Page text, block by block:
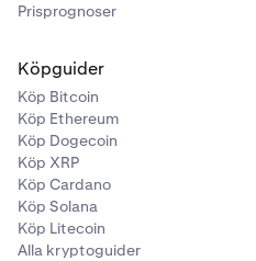
Prisprognoser
Köpguider
Köp Bitcoin
Köp Ethereum
Köp Dogecoin
Köp XRP
Köp Cardano
Köp Solana
Köp Litecoin
Alla kryptoguider